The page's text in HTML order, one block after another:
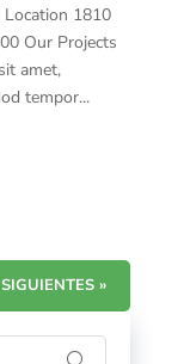
Location 1810
Our Projects
amet,
tempor...
»